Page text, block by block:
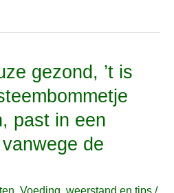
gezond, ’t is
past in een
de